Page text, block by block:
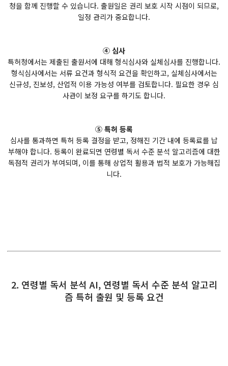
청을 함께 진행할 수 있습니다. 출원일은 권리 보호 시작 시점이 되므로,
일정 관리가 중요합니다.
④ 심사
특허청에서는 제출된 출원서에 대해 형식심사와 실체심사를 진행합니다.
형식심사에서는 서류 요건과 형식적 요건을 확인하고, 실체심사에서는
신규성, 진보성, 산업적 이용 가능성 여부를 검토합니다. 필요한 경우 심
사관이 보정 요구를 하기도 합니다.
⑤ 특허 등록
심사를 통과하면 특허 등록 결정을 받고, 정해진 기간 내에 등록료를 납
부해야 합니다. 등록이 완료되면 연령별 독서 수준 분석 알고리즘에 대한
독점적 권리가 부여되며, 이를 통해 상업적 활용과 법적 보호가 가능해집
니다.
2. 연령별 독서 분석 AI, 연령별 독서 수준 분석 알고리
즘 특허 출원 및 등록 요건